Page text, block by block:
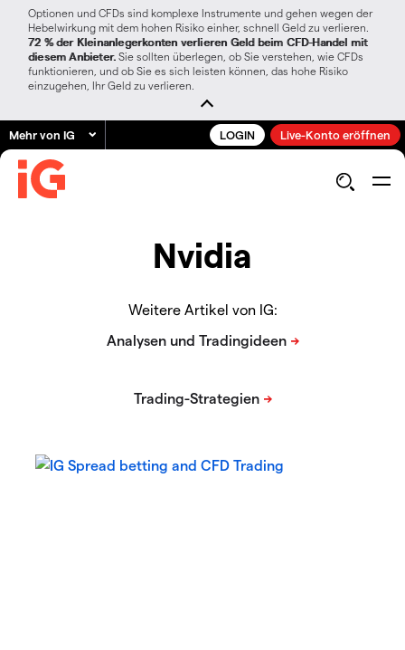
Optionen und CFDs sind komplexe Instrumente und gehen wegen der
Hebelwirkung mit dem hohen Risiko einher, schnell Geld zu verlieren.
72 % der Kleinanlegerkonten verlieren Geld beim CFD-Handel mit
diesem Anbieter. Sie sollten überlegen, ob Sie verstehen, wie CFDs
funktionieren, und ob Sie es sich leisten können, das hohe Risiko
einzugehen, Ihr Geld zu verlieren.
Mehr von IG LOGIN Live-Konto eröffnen
Nvidia
Weitere Artikel von IG: